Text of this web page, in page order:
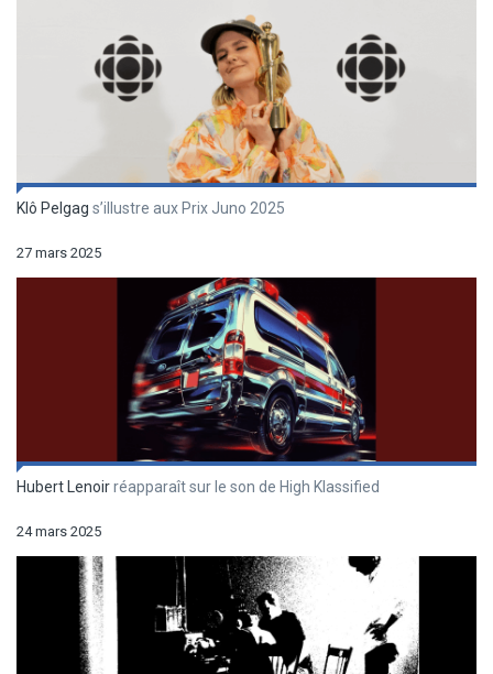
Klô Pelgag s’illustre aux Prix Juno 2025
27 mars 2025
Hubert Lenoirréapparaît sur le son de High Klassified
24 mars 2025